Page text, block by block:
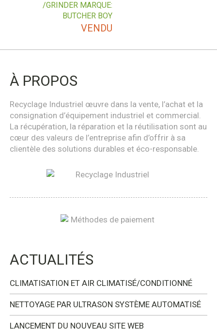
/GRINDER MARQUE:
BUTCHER BOY
VENDU
À PROPOS
Recyclage Industriel œuvre dans la vente, l’achat et la
consignation d’équipement industriel et commercial.
La récupération, la réparation et la réutilisation sont au
cœur des valeurs de l’entreprise afin d’offrir à sa
clientèle des solutions durables et éco-responsable.
ACTUALITÉS
CLIMATISATION ET AIR CLIMATISÉ/CONDITIONNÉ
NETTOYAGE PAR ULTRASON SYSTÈME AUTOMATISÉ
LANCEMENT DU NOUVEAU SITE WEB